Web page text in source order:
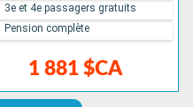
1 881 $CA
3e et 4e passagers gratuits
Pension complète